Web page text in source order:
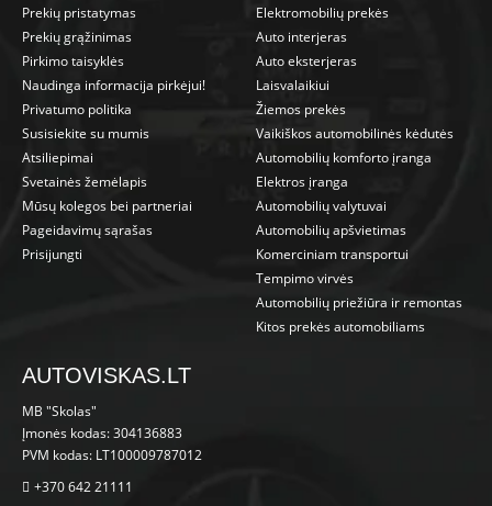
Prekių pristatymas
Prekių grąžinimas
Pirkimo taisyklės
Naudinga informacija pirkėjui!
Privatumo politika
Susisiekite su mumis
Atsiliepimai
Svetainės žemėlapis
Mūsų kolegos bei partneriai
Pageidavimų sąrašas
Prisijungti
Elektromobilių prekės
Auto interjeras
Auto eksterjeras
Laisvalaikiui
Žiemos prekės
Vaikiškos automobilinės kėdutės
Automobilių komforto įranga
Elektros įranga
Automobilių valytuvai
Automobilių apšvietimas
Komerciniam transportui
Tempimo virvės
Automobilių priežiūra ir remontas
Kitos prekės automobiliams
AUTOVISKAS.LT
MB "Skolas"
Įmonės kodas: 304136883
PVM kodas: LT100009787012
+370 642 21111